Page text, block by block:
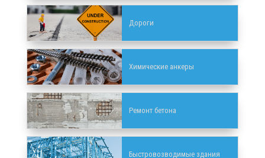
Дороги
Химические анкеры
Ремонт бетона
Быстровозводимые здания